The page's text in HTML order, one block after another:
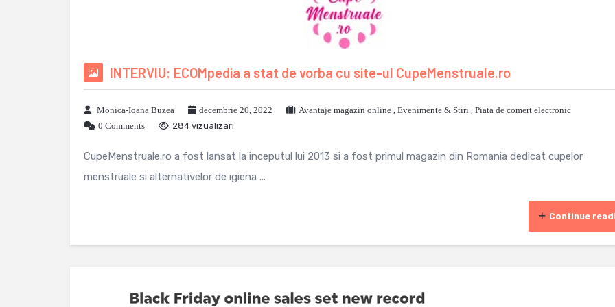
INTERVIU: ECOMpedia a stat de vorba cu site-ul CupeMenstruale.ro
Monica-Ioana Buzea decembrie 20, 2022 Avantaje magazin online , Evenimente & Stiri , Piata de comert electronic
0 Comments
284 vizualizari
CupeMenstruale.ro a fost lansat la inceputul lui 2013 si a fost primul magazin din Romania dedicat cupelor
menstruale si alternativelor de igiena ...
Continue